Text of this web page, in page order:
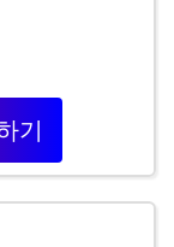
기